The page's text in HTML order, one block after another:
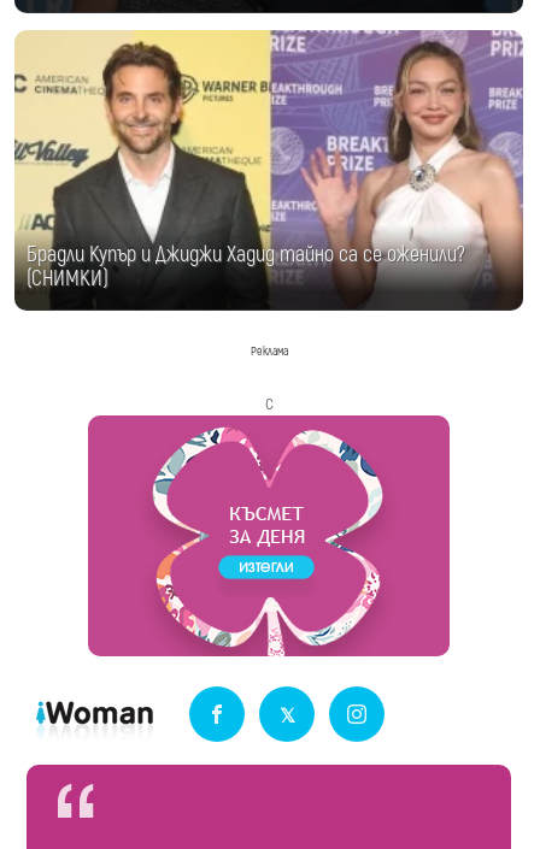
Брадли Купър и Джиджи Хадид тайно са се оженили?
(СНИМКИ)
Реклама
с